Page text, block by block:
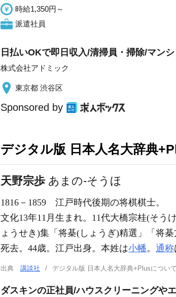
時給1,350円～
派遣社員
日払いOKで即日収入/清掃員・掃除/マン
株式会社アドミック
東京都 渋谷区
Sponsored by
デジタル版 日本人名大辞典
天野宗歩 あまの-そうほ
1816－1859 江戸時代後期の将棋棋士。
文化13年11月生まれ。11代大橋宗桂(そう
ょうせき)集「将棊(しょうぎ)精選」「将棊
死去。44歳。江戸出身。本姓は小幡。 通称
出典 講談社 デジタル版 日本人名大辞典+Plusにつ
ダスキンの正社員/ハウスクリーニングや